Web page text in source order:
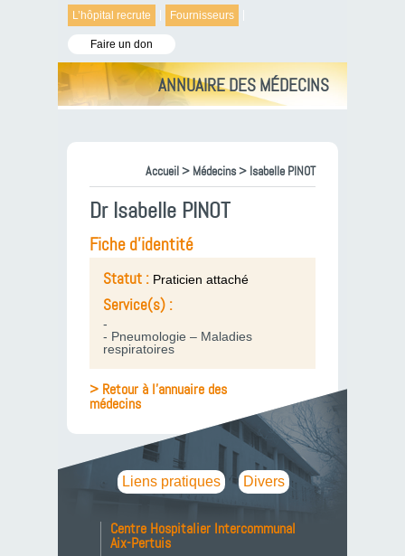
L’hôpital recrute Fournisseurs
Faire un don
ANNUAIRE DES MÉDECINS
Accueil> Médecins> Isabelle PINOT
Dr Isabelle PINOT
Fiche d'identité
Statut : Praticien attaché
Service(s) :
-
- Pneumologie – Maladies
respiratoires
> Retour à l'annuaire des
médecins
Liens pratiques Divers
Centre Hospitalier Intercommunal
Aix-Pertuis